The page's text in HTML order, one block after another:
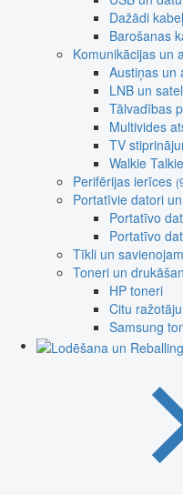
Dažādi
Barošanas
Komunikācijas un
Austiņas un
LNB un
Tālvadības
Multivides
TV
Walkie
Perifērijas ierīces
Portatīvie datori
Portatīvo
Portatīvo
Tīkli un
Toneri un
HP toneri
Citu
Samsung